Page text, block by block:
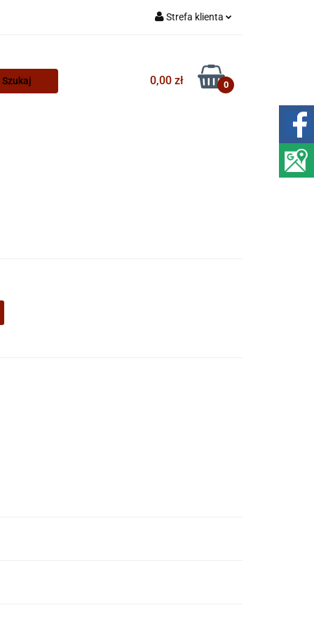
Strefa klienta
Zarejestruj się
Dodaj zgłoszenie
0,00 zł 0